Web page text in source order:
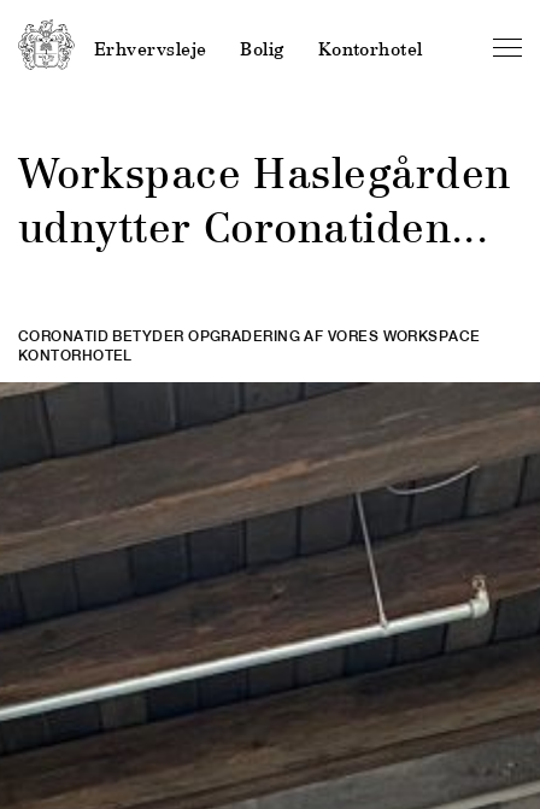
Workspace Haslegården
udnytter Coronatiden...
CORONATID BETYDER OPGRADERING AF VORES WORKSPACE
KONTORHOTEL
Erhvervsleje Bolig Kontorhotel